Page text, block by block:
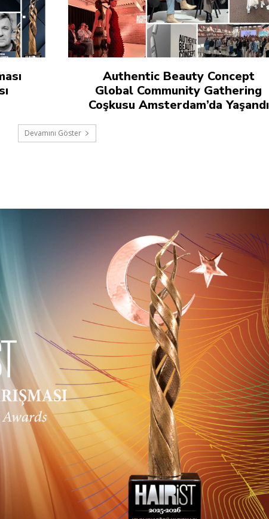
Authentic Beauty Concept
Global Community Gathering
Coşkusu Amsterdam’da Yaşandı
Devamını Göster